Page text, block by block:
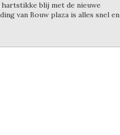
blij met de nieuwe
van Bouw plaza is alles snel en